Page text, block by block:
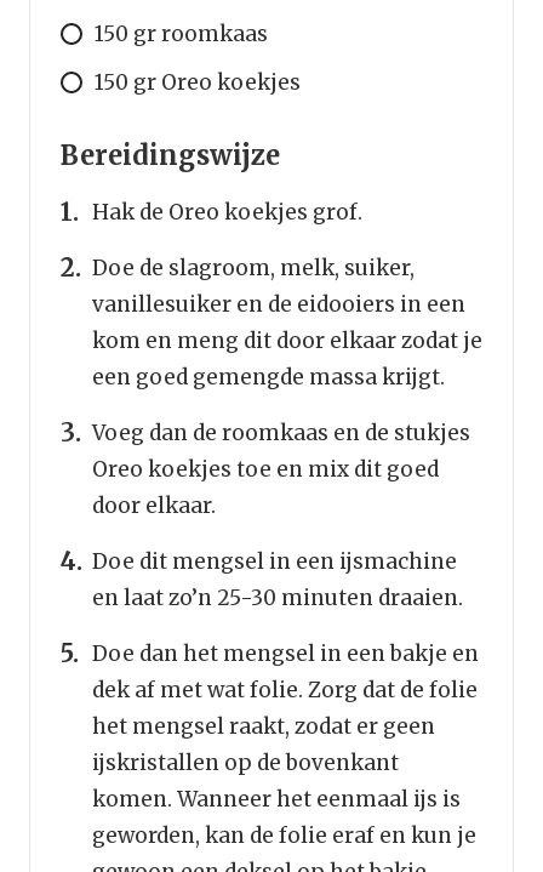
150 gr roomkaas
150 gr Oreo koekjes
Bereidingswijze
Hak de Oreo koekjes grof.
Doe de slagroom, melk, suiker,
vanillesuiker en de eidooiers in een
kom en meng dit door elkaar zodat je
een goed gemengde massa krijgt.
Voeg dan de roomkaas en de stukjes
Oreo koekjes toe en mix dit goed
door elkaar.
Doe dit mengsel in een ijsmachine
en laat zo’n 25-30 minuten draaien.
Doe dan het mengsel in een bakje en
dek af met wat folie. Zorg dat de folie
het mengsel raakt, zodat er geen
ijskristallen op de bovenkant
komen. Wanneer het eenmaal ijs is
geworden, kan de folie eraf en kun je